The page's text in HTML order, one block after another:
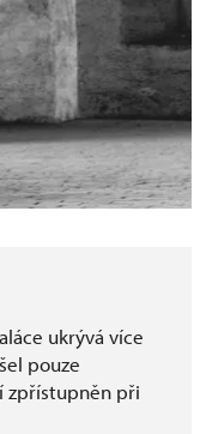
ukrývá více
pouze
zpřístupněn při